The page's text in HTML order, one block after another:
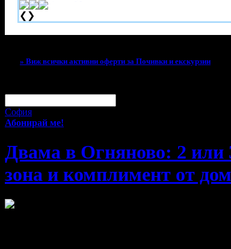
❮ ❯
» Виж всички активни оферти за Почивки и екскурзии
София
Абонирай ме!
Двама в Огняново: 2 или
зона и комплимент от